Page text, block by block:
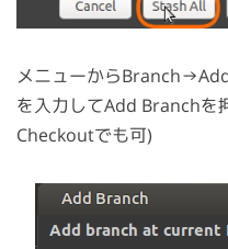
メニューから
を入力してAdd Branchを
Checkoutでも可)